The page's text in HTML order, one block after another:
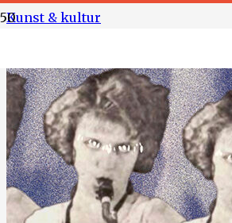
Kunst & kultur